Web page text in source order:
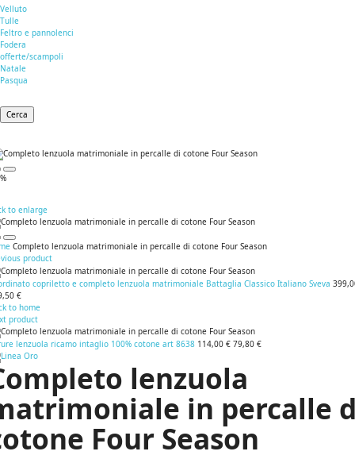
Velluto
Tulle
Feltro e pannolenci
Fodera
offerte/scampoli
Natale
Pasqua
Cerca
to enlarge
Completo lenzuola matrimoniale in percalle di cotone Four Season
product
copriletto e completo lenzuola matrimoniale Battaglia Classico Italiano Sveva
€
to home
product
lenzuola ricamo intaglio 100% cotone art 8638 114,00 € 79,80 €
lenzuola
in percalle
Four Season